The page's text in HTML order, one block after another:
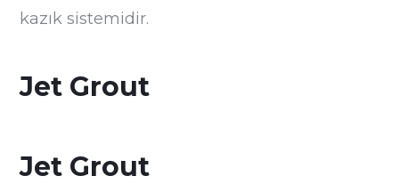
kazık sistemidir.
Jet Grout
Jet Grout